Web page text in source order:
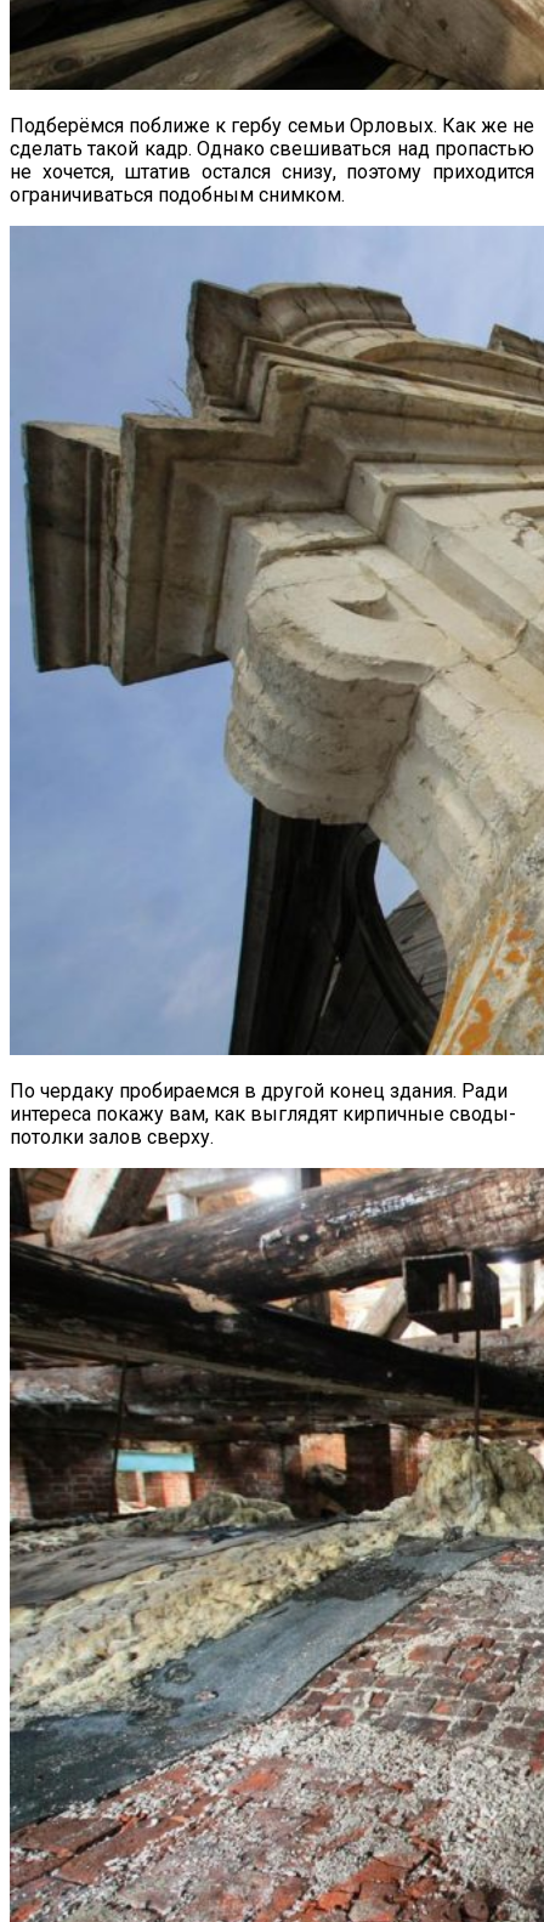
Подберёмся поближе к гербу семьи Орловых. Как же не
сделать такой кадр. Однако свешиваться над пропастью
не хочется, штатив остался снизу, поэтому приходится
ограничиваться подобным снимком.
По чердаку пробираемся в другой конец здания. Ради
интереса покажу вам, как выглядят кирпичные своды-
потолки залов сверху.